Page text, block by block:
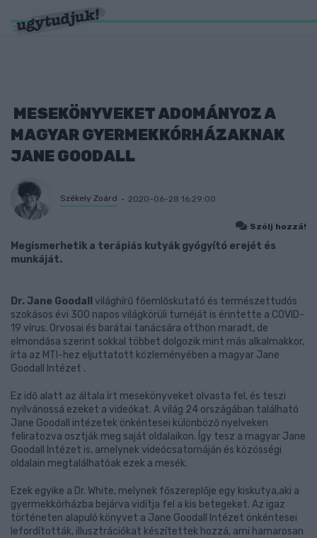
MESEKÖNYVEKET ADOMÁNYOZ A
MAGYAR GYERMEKKÓRHÁZAKNAK
JANE GOODALL
Székely Zoárd 2020-06-28 16:29:00
Szólj hozzá!
Megismerhetik a terápiás kutyák gyógyító erejét és
munkáját.
Dr. Jane Goodall
világhírű főemlőskutató és természettudós
szokásos évi 300 napos világkörüli turnéját is érintette a COVID-
19 vírus. Orvosai és barátai tanácsára otthon maradt, de
elmondása szerint sokkal többet dolgozik mint más alkalmakkor,
írta az MTI-hez eljuttatott közleményében a magyar Jane
Goodall Intézet .
Ez idő alatt az általa írt mesekönyveket olvasta fel, és teszi
nyilvánossá ezeket a videókat. A világ 24 országában található
Jane Goodall intézetek önkéntesei különböző nyelveken
feliratozva osztják meg saját oldalaikon. Így tesz a magyar Jane
Goodall Intézet is, amelynek videócsatornáján és közösségi
oldalain megtalálhatóak ezek a mesék.
Ezek egyike a Dr. White, melynek főszereplője egy kiskutya,aki a
gyermekkórházba bejárva vidítja fel a kis betegeket. Az igaz
történeten alapuló könyvet a Jane Goodall Intézet önkéntesei
lefordították, illusztrációkat készítettek hozzá, ami hamarosan